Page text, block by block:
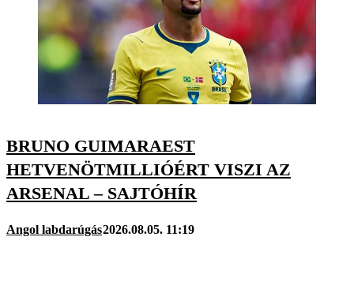
BRUNO GUIMARAEST
HETVENÖTMILLIÓÉRT VISZI AZ
ARSENAL – SAJTÓHÍR
Angol labdarúgás2026.08.05. 11:19